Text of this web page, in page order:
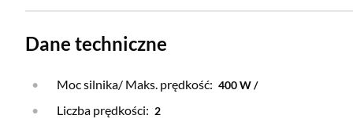
Dane techniczne
Moc silnika/ Maks. prędkość: 400 W /
Liczba prędkości: 2